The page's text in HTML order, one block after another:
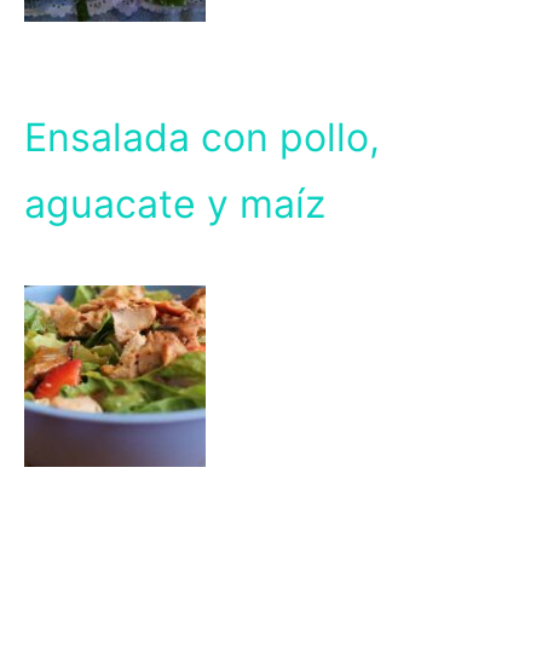
Ensalada con pollo,
aguacate y maíz